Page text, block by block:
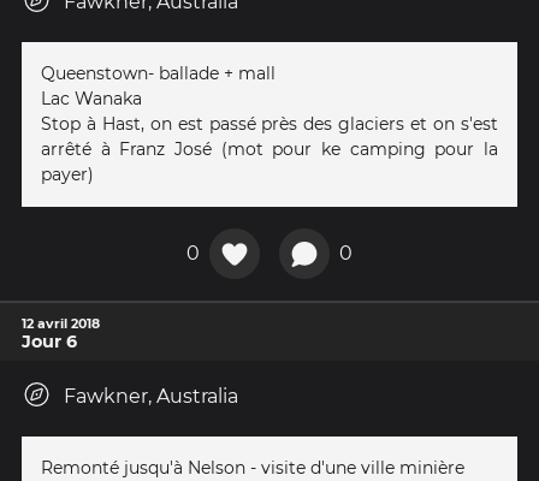
Queenstown- ballade + mall
Lac Wanaka
Stop à Hast, on est passé près des glaciers et on s'est
arrêté à Franz José (mot pour ke camping pour la
payer)
0 0
12 avril 2018
Jour 6
Fawkner, Australia
Remonté jusqu'à Nelson - visite d'une ville minière